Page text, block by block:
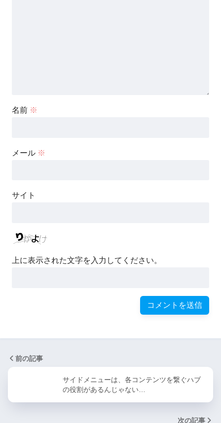
名前 ※
メール ※
サイト
上に表示された文字を入力してください。
前の記事
サイドメニューは、各コンテンツを繋ぐハブ
の役割があるんじゃない…
次の記事